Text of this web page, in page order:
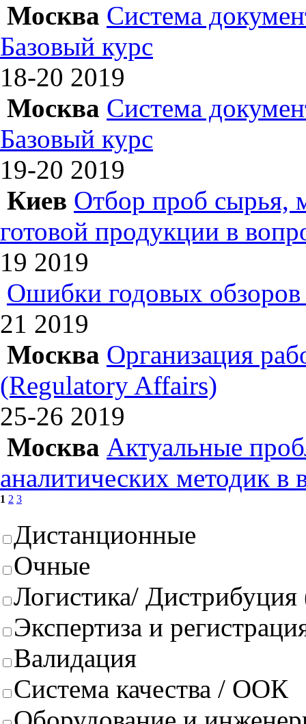
Москва Система
Базовый курс
18-20 2019
Москва Система
Базовый курс
19-20 2019
Киев Отбор проб сырья,
готовой продукции в
19 2019
Ошибки годовых обзоров
21 2019
Москва Организация
(Regulatory Affairs)
25-26 2019
Москва Актуальные
аналитических методик в
1 2 3
Дистанционные
Очные
Логистика/
Экспертиза и
Валидация
Система качества / ООК